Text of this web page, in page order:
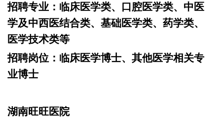
招聘专业： 临床医学类、口腔医学类、中医
学及中西医结合类、基础医学类、药学类、
医学技术类等
招聘岗位： 临床医学博士、其他医学相关专
业博士
湖南旺旺医院